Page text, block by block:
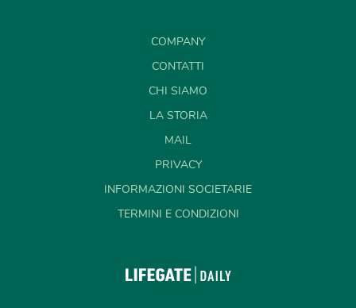
COMPANY
CONTATTI
CHI SIAMO
LA STORIA
MAIL
PRIVACY
INFORMAZIONI SOCIETARIE
TERMINI E CONDIZIONI